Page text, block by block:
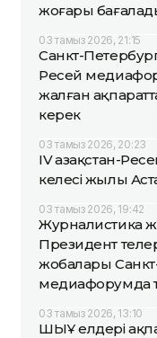
жоғары
03 тамыз 2026, 21:15
Санкт-
Ресей
жалған
керек
03 тамыз 2026, 20:23
IV Қазақстан-
келесі жылы
03 тамыз 2026, 19:42
Журналистика
Президент
жобалары
медиафорумда
03 тамыз 2026, 13:10
ШЫҰ елдері